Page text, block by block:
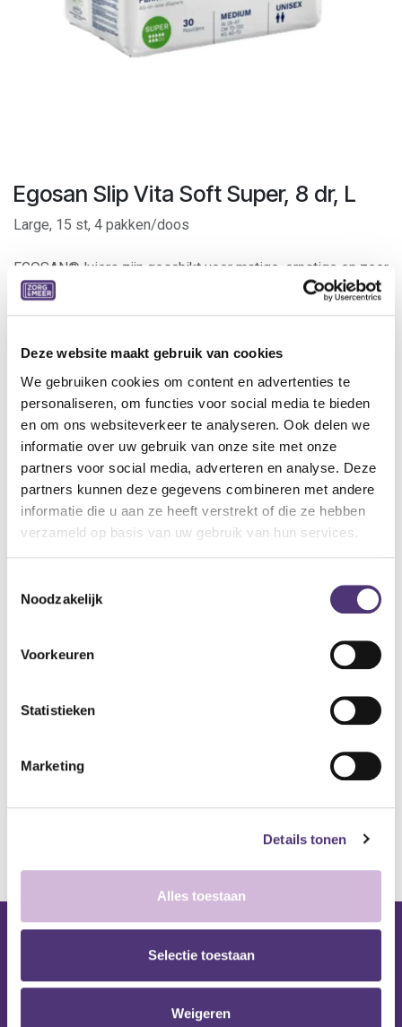
Deze website maakt gebruik van cookies
We gebruiken cookies om content en advertenties te
personaliseren, om functies voor social media te bieden
en om ons websiteverkeer te analyseren. Ook delen we
informatie over uw gebruik van onze site met onze
partners voor social media, adverteren en analyse. Deze
partners kunnen deze gegevens combineren met andere
informatie die u aan ze heeft verstrekt of die ze hebben
verzameld op basis van uw gebruik van hun services.
Noodzakelijk
Voorkeuren
Statistieken
Marketing
Details tonen
Alles toestaan
Selectie toestaan
Weigeren
Egosan Slip Vita Soft Super, 8 dr, L
Large, 15 st, 4 pakken/doos
EGOSAN® luiers zijn geschikt voor matige, ernstige en zeer
ernstige incontinentie.
Zij bieden maximale bescherming bij urine- en
Dankzij de ademende buitenzijde zijn ze bijzonder geschikt
voor patiënten die veel belang hechten aan een aangenaam
en droog huidgevoel.
Specificaties:
Hersluitbare slips
Bevat zachte elastieken
Zacht non-woven materiaal dat aanvoelt als katoen
Extra cellulose pad met een superabsorberende
16,57€
Aan winkelmandje toevoegen
Levering: 2-5 werkdagen*
*Bij grote aankopen, gelieve de klantendienst te contacteren. Hier
Shop